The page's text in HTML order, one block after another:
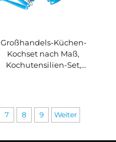
Großhandels-Küchen-
Kochset nach Maß,
Kochutensilien-Set,
7 8 9 Weiter